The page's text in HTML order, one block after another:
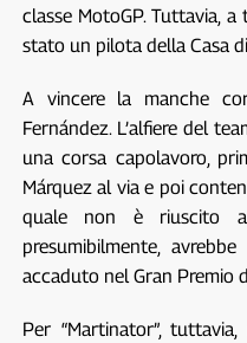
classe MotoGP. Tuttavia,
stato un pilota della Casa
A vincere la manche
Fernández. L’alfiere del
una corsa capolavoro,
Márquez al via e poi
quale non è riuscito
presumibilmente,
accaduto nel Gran Premio
Per “Martinator”,